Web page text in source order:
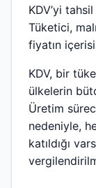
KDV’yi
Tüketici,
fiyatın
KDV, bir
ülkelerin
Üretim
nedeniyle,
katıldığı